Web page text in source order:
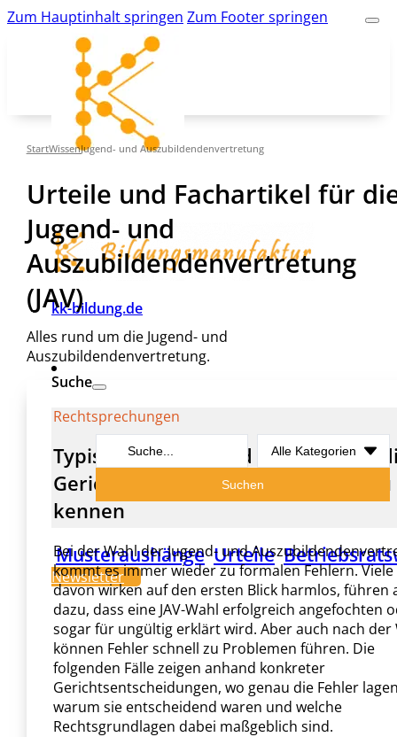
Zum Hauptinhalt springen Zum Footer springen
kk-bildung.de
Suche
Search
...
Suchen
Musteraushänge Urteile
Newsletter
StartWissenJugend- und Auszubildendenvertretung
Urteile und Fachartikel für
Jugend- und
Auszubildendenvertretung
(JAV)
Alles rund um die Jugend- und
Auszubildendenvertretung.
Rechtsprechungen
Typische Fehler rund um die JAV –
Gerichtsentscheidungen solltest Du
kennen
Bei der Wahl der Jugend- und
kommt es immer wieder zu formalen Fehlern. Viele
davon wirken auf den ersten Blick harmlos, führen
dazu, dass eine JAV-Wahl erfolgreich angefochten
sogar für ungültig erklärt wird. Aber auch nach der
können Fehler schnell zu Problemen führen. Die
folgenden Fälle zeigen anhand konkreter
Gerichtsentscheidungen, wo genau die Fehler
warum sie entscheidend waren und welche
Rechtsgrundlagen dabei maßgeblich sind.